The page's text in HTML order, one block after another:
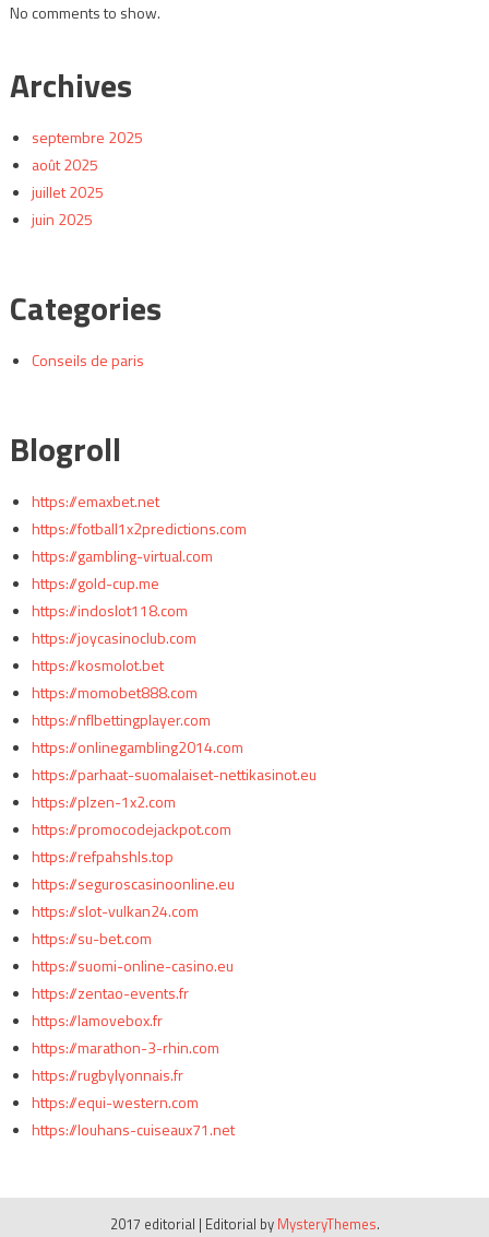
No comments to show.
Archives
septembre 2025
août 2025
juillet 2025
juin 2025
Categories
Conseils de paris
Blogroll
https://emaxbet.net
https://fotball1x2predictions.com
https://gambling-virtual.com
https://gold-cup.me
https://indoslot118.com
https://joycasinoclub.com
https://kosmolot.bet
https://momobet888.com
https://nflbettingplayer.com
https://onlinegambling2014.com
https://parhaat-suomalaiset-nettikasinot.eu
https://plzen-1x2.com
https://promocodejackpot.com
https://refpahshls.top
https://seguroscasinoonline.eu
https://slot-vulkan24.com
https://su-bet.com
https://suomi-online-casino.eu
https://zentao-events.fr
https://lamovebox.fr
https://marathon-3-rhin.com
https://rugbylyonnais.fr
https://equi-western.com
https://louhans-cuiseaux71.net
2017 editorial | Editorial by MysteryThemes.